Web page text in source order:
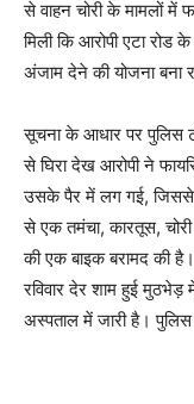
से वाहन चोरी के मामलों में
मिली कि आरोपी एटा रोड
अंजाम देने की योजना बना
सूचना के आधार पर पुलिस
से घिरा देख आरोपी ने
उसके पैर में लग गई, जिससे
से एक तमंचा, कारतूस, चोरी
की एक बाइक बरामद की
रविवार देर शाम हुई
अस्पताल में जारी है।